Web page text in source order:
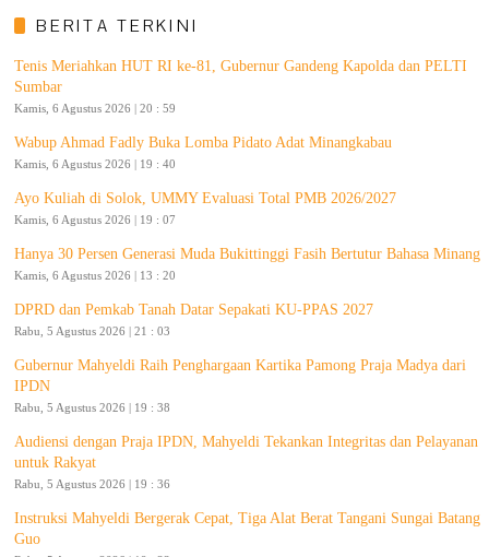
BERITA TERKINI
Tenis Meriahkan HUT RI ke-81, Gubernur Gandeng Kapolda dan PELTI
Sumbar
Kamis, 6 Agustus 2026 | 20 : 59
Wabup Ahmad Fadly Buka Lomba Pidato Adat Minangkabau
Kamis, 6 Agustus 2026 | 19 : 40
Ayo Kuliah di Solok, UMMY Evaluasi Total PMB 2026/2027
Kamis, 6 Agustus 2026 | 19 : 07
Hanya 30 Persen Generasi Muda Bukittinggi Fasih Bertutur Bahasa Minang
Kamis, 6 Agustus 2026 | 13 : 20
DPRD dan Pemkab Tanah Datar Sepakati KU-PPAS 2027
Rabu, 5 Agustus 2026 | 21 : 03
Gubernur Mahyeldi Raih Penghargaan Kartika Pamong Praja Madya dari
IPDN
Rabu, 5 Agustus 2026 | 19 : 38
Audiensi dengan Praja IPDN, Mahyeldi Tekankan Integritas dan Pelayanan
untuk Rakyat
Rabu, 5 Agustus 2026 | 19 : 36
Instruksi Mahyeldi Bergerak Cepat, Tiga Alat Berat Tangani Sungai Batang
Guo